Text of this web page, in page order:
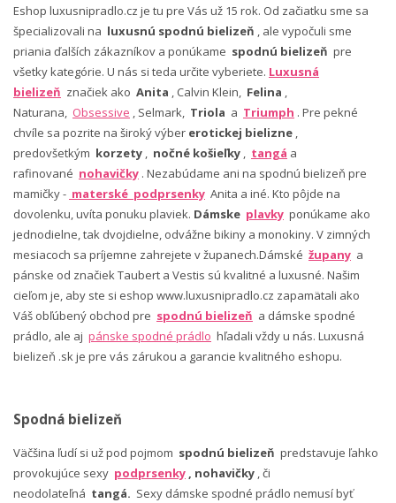
Eshop luxusnipradlo.cz je tu pre Vás už 15 rok. Od začiatku sme sa
špecializovali na luxusnú spodnú bielizeň , ale vypočuli sme
priania ďalších zákazníkov a ponúkame spodnú bielizeň pre
všetky kategórie. U nás si teda určite vyberiete. Luxusná
bielizeň značiek ako Anita , Calvin Klein, Felina ,
Naturana, Obsessive , Selmark, Triola a Triumph . Pre pekné
chvíle sa pozrite na široký výber erotickej bielizne ,
predovšetkým korzety , nočné košieľky , tangá a
rafinované nohavičky . Nezabúdame ani na spodnú bielizeň pre
mamičky - materské podprsenky Anita a iné. Kto pôjde na
dovolenku, uvíta ponuku plaviek. Dámske plavky ponúkame ako
jednodielne, tak dvojdielne, odvážne bikiny a monokiny. V zimných
mesiacoch sa príjemne zahrejete v županech.Dámské župany a
pánske od značiek Taubert a Vestis sú kvalitné a luxusné. Našim
cieľom je, aby ste si eshop www.luxusnipradlo.cz zapamätali ako
Váš obľúbený obchod pre spodnú bielizeň a dámske spodné
prádlo, ale aj pánske spodné prádlo hľadali vždy u nás. Luxusná
bielizeň .sk je pre vás zárukou a garancie kvalitného eshopu.
Spodná bielizeň
Väčšina ľudí si už pod pojmom spodnú bielizeň predstavuje ľahko
provokujúce sexy podprsenky , nohavičky , či
neodolateľná tangá. Sexy dámske spodné prádlo nemusí byť